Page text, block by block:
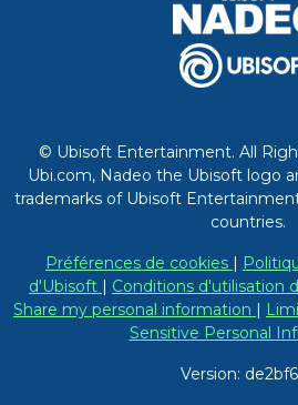
© Ubisoft Entertainment. All
Ubi.com, Nadeo the Ubisoft logo
trademarks of Ubisoft
countries.
Préférences de cookies |
d'Ubisoft | Conditions d'utilisation
Share my personal information |
Sensitive Personal
Version: